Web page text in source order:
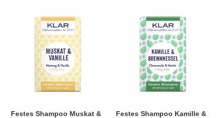
Shampoo
normales
Festes Shampoo Muskat &
Shampoo
Brennnessel
empfindliche
Kopfhaut
Festes Shampoo Kamille &